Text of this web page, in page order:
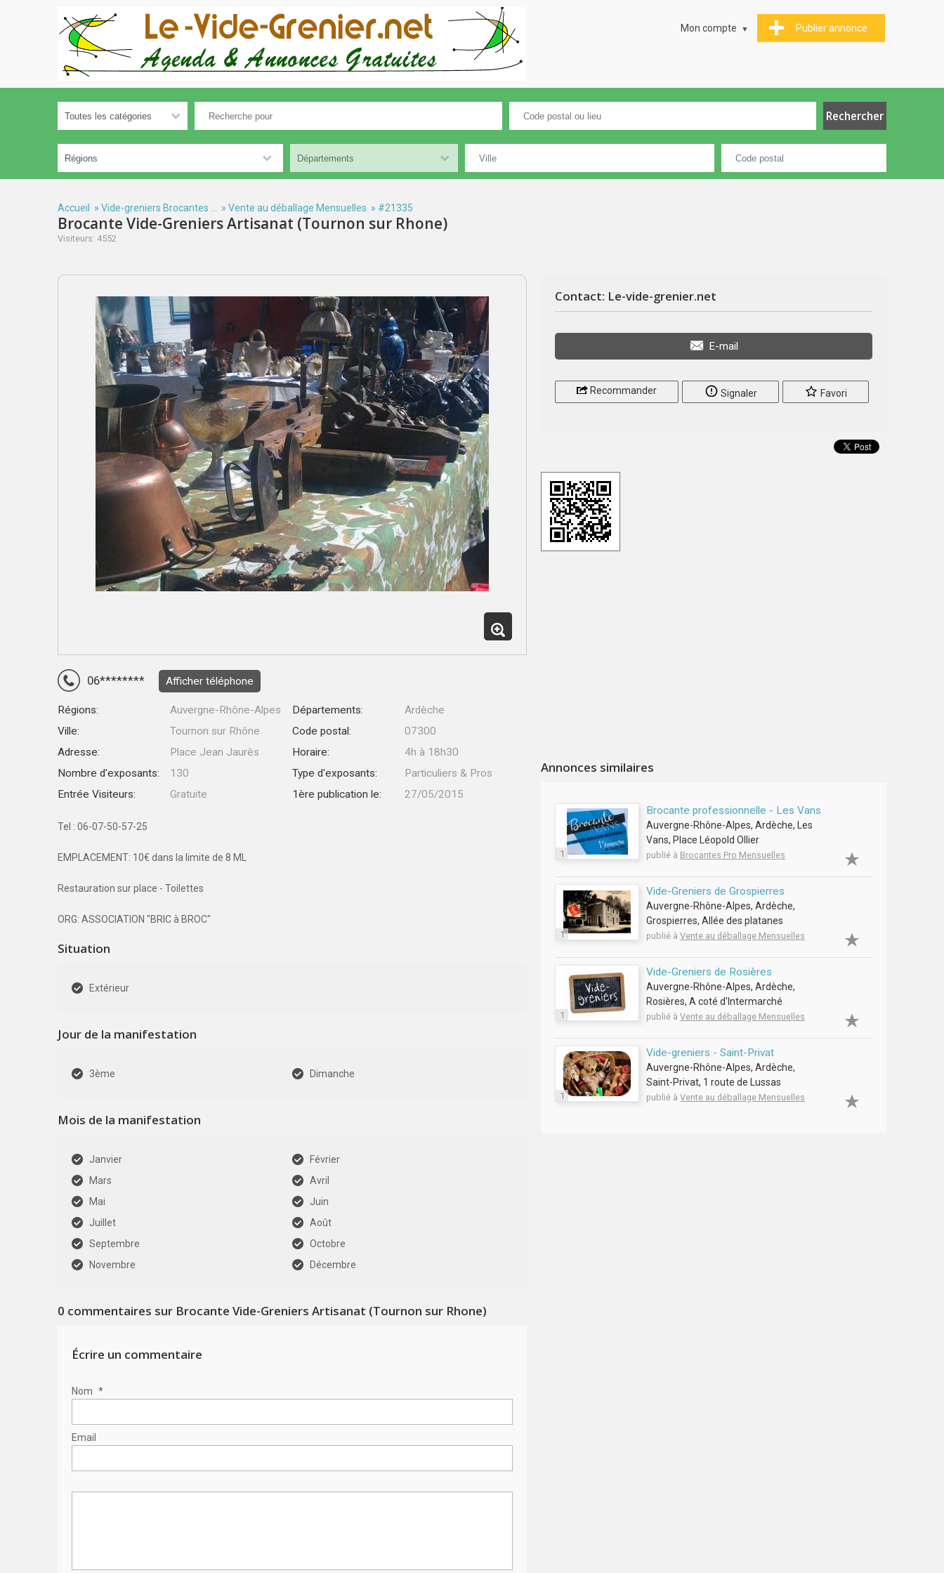
Publier annonce
Mon compte
Accueil » Vide-greniers Brocantes ... » Vente au déballage Mensuelles » #21335
Brocante Vide-Greniers Artisanat (Tournon sur Rhone)
Visiteurs: 4552
06******** Afficher téléphone
Régions: Auvergne-Rhône-Alpes Départements:
Ardèche
Ville:
Tournon sur Rhône Code postal:
07300
Adresse:
Place Jean Jaurès Horaire:
4h à 18h30
Nombre d'exposants:
130 Type d'exposants:
Particuliers & Pros
Entrée Visiteurs:
Gratuite 1ère publication le: 27/05/2015
Tel : 06-07-50-57-25
EMPLACEMENT: 10€ dans la limite de 8 ML
Restauration sur place - Toilettes
ORG: ASSOCIATION "BRIC à BROC"
Situation
Extérieur
Jour de la manifestation
3ème Dimanche
Mois de la manifestation
Janvier
Février
Mars
Avril
Mai
Juin
Juillet
Août
Septembre
Octobre
Novembre
Décembre
0 commentaires sur Brocante Vide-Greniers Artisanat (Tournon sur Rhone)
Écrire un commentaire
Nom *
Email
Contact: Le-vide-grenier.net
E-mail
Recommander Signaler Favori
Annonces similaires
1
Brocante professionnelle - Les Vans
Auvergne-Rhône-Alpes, Ardèche, Les
Vans, Place Léopold Ollier
publié à Brocantes Pro Mensuelles
1
Vide-Greniers de Grospierres
Auvergne-Rhône-Alpes, Ardèche,
Grospierres, Allée des platanes
publié àVente au déballage Mensuelles
1
Vide-Greniers de Rosières
Auvergne-Rhône-Alpes, Ardèche,
Rosières, A coté d'Intermarché
publié àVente au déballage Mensuelles
1
Vide-greniers - Saint-Privat
Auvergne-Rhône-Alpes, Ardèche,
Saint-Privat, 1 route de Lussas
publié àVente au déballage Mensuelles